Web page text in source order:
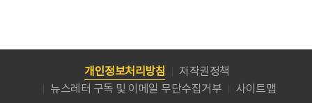
개인정보처리방침
저작권정책
뉴스레터 구독 및 이메일 무단수집거부
사이트맵